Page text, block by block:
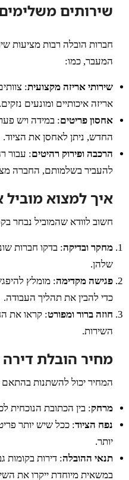
שירותים
חברות הובלה רבות מציעות
המעבר, כמו:
שירותי אריזה מקצועית:
אריזה איכותיים ומונעים נזקים.
אחסון פריטים: במידה ויש
החדש, ניתן לאחסן את הציוד.
הרכבה ופירוק רהיטים: עבור
להעביר בשלמותם, החברה
איך למצוא מוביל
חשוב לוודא שהמוביל נבחר
מחקר ובדיקה: בדקו חברות
שלהן.
פגישה מקדימה: מומלץ
כדי להבין את תהליך העבודה.
חוזה ברור ומפורט: קראו את
השירות.
מחיר הובלת
המחיר יכול להשתנות
מרחק: בין הכתובת הנוכחית
נפח הציוד: ככל שיש יותר
יותר.
תנאי ההובלה: דירות בקומות
במשאית מיוחדת ייקרו את